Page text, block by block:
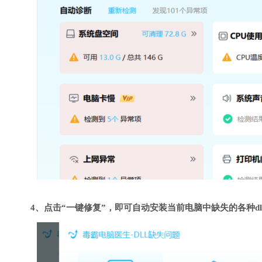
4、点击“一键修复”，即可自动安装当前电脑中缺失的各种